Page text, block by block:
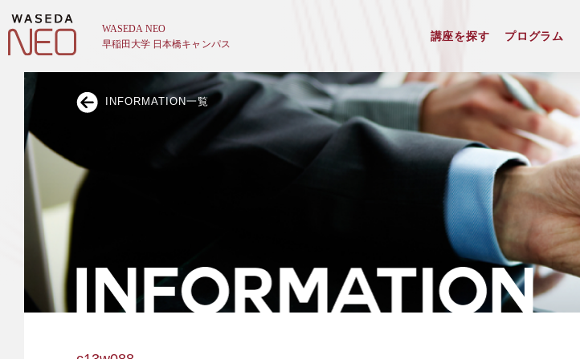
講座を探す プログラム
INFORMATION一覧